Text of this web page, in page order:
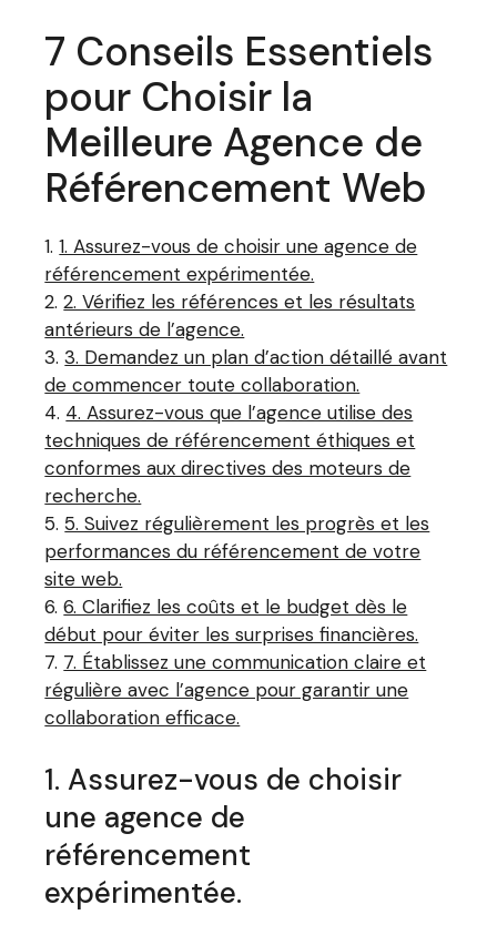
7 Conseils Essentiels
pour Choisir la
Meilleure Agence de
Référencement Web
1. Assurez-vous de choisir une agence de
référencement expérimentée.
2. Vérifiez les références et les résultats
antérieurs de l’agence.
3. Demandez un plan d’action détaillé avant
de commencer toute collaboration.
4. Assurez-vous que l’agence utilise des
techniques de référencement éthiques et
conformes aux directives des moteurs de
recherche.
5. Suivez régulièrement les progrès et les
performances du référencement de votre
site web.
6. Clarifiez les coûts et le budget dès le
début pour éviter les surprises financières.
7. Établissez une communication claire et
régulière avec l’agence pour garantir une
collaboration efficace.
1. Assurez-vous de choisir
une agence de
référencement
expérimentée.